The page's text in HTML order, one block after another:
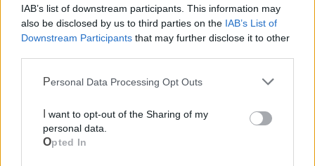
IAB’s list of downstream participants. This information may
also be disclosed by us to third parties on the IAB’s List of
Downstream Participants that may further disclose it to other
Personal Data Processing Opt Outs
personal data.
Opted In
Polizia Locale